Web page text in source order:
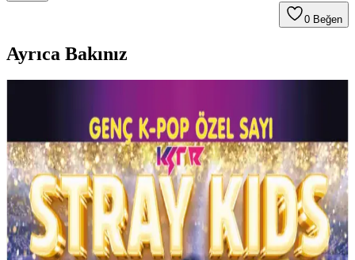
0 Beğen
Ayrıca Bakınız
Teknikleri ve Tasarım İpuçları
Anemone Kazak örneği üzerinden çocuklar için renkli örgü
projelerinde kullanılan teknikler, renk seçimi ve oversize tasarımın
önemi anlatılıyor. Öğrenme süreci ve kişiselleştirme detayları ele
alınıyor.
E-LİFE HOME Çocuk Pateni Ayarlanabilir ve
Dayanıklı Alüminyum Gövdeyle Güvenli Kullanım